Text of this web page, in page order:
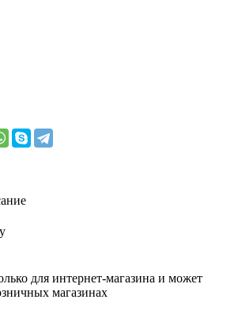
для интернет-магазина и может
магазинах